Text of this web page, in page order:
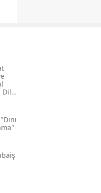
Dil"
"dini